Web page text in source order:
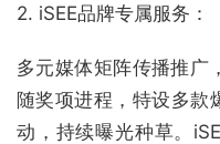
2. iSEE品牌专属服务：
多元媒体矩阵传播推广
随奖项进程，特设多款
动，持续曝光种草。